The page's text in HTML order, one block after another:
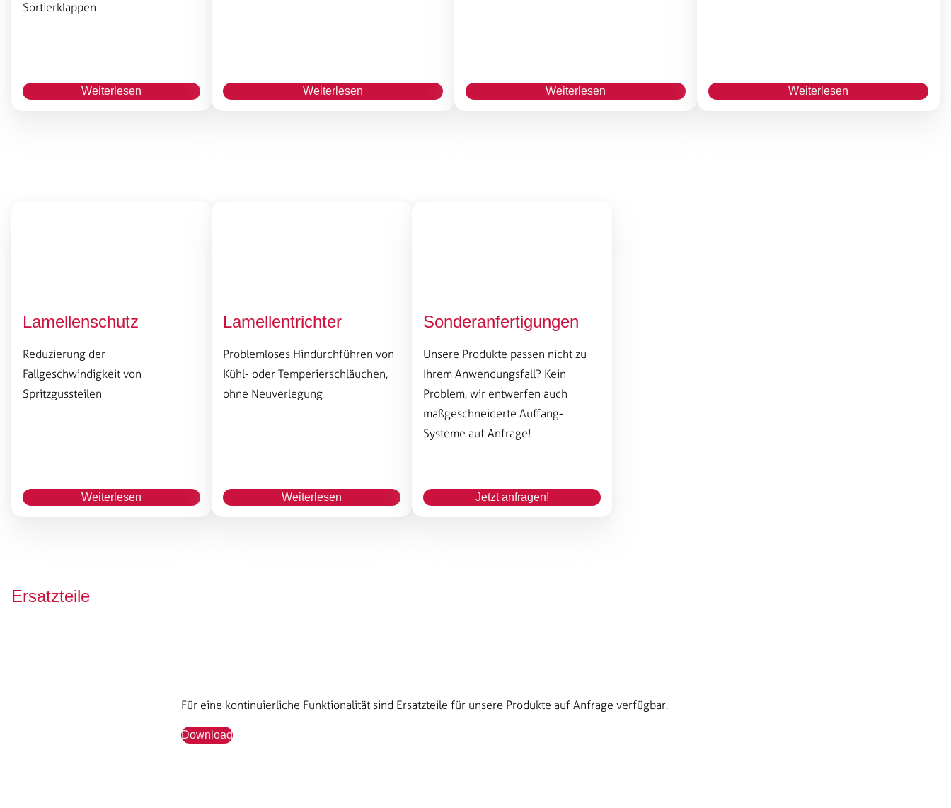
Sortierklappen
Weiterlesen Weiterlesen Weiterlesen Weiterlesen
Lamellenschutz
Reduzierung der
Fallgeschwindigkeit von
Spritzgussteilen
Weiterlesen
Lamellentrichter
Problemloses Hindurchführen von
Kühl- oder Temperierschläuchen,
ohne Neuverlegung
Weiterlesen
Sonderanfertigungen
Unsere Produkte passen nicht zu
Ihrem Anwendungsfall? Kein
Problem, wir entwerfen auch
maßgeschneiderte Auffang-
Systeme auf Anfrage!
Jetzt anfragen!
Ersatzteile
Für eine kontinuierliche Funktionalität sind Ersatzteile für unsere Produkte auf Anfrage verfügbar.
Download